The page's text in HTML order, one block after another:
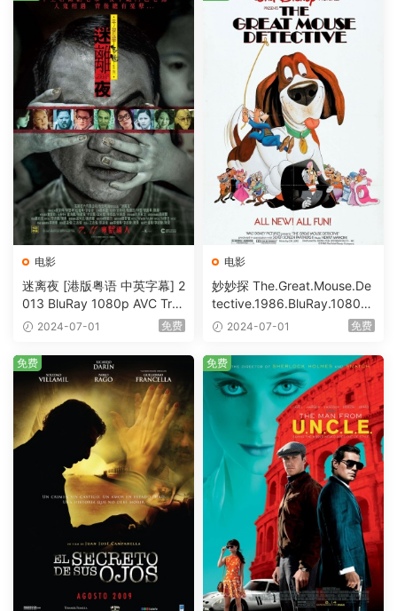
电影
迷离夜 [港版粤语 中英字幕] 2
013 BluRay 1080p AVC Tru
eHD5.1 [BDISO 22.64GB]
2024-07-01 免费
电影
妙妙探 The.Great.Mouse.De
tective.1986.BluRay.1080p.
AVC.DTS-HD.MA.5.1-HDHo
2024-07-01 免费
免费 免费